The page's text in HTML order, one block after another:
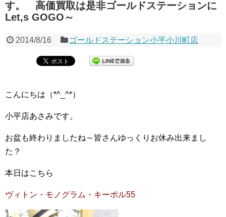
す。 高価買取は是非ゴールドステーションに
Let,s GOGO～
2014/8/16 ゴールドステーション小平小川町店
こんにちは（*^_^*）
小平店あさみです。
お盆も終わりましたね～皆さんゆっくりお休み出来まし
た？
本日はこちら
ヴィトン・モノグラム・キーポル55